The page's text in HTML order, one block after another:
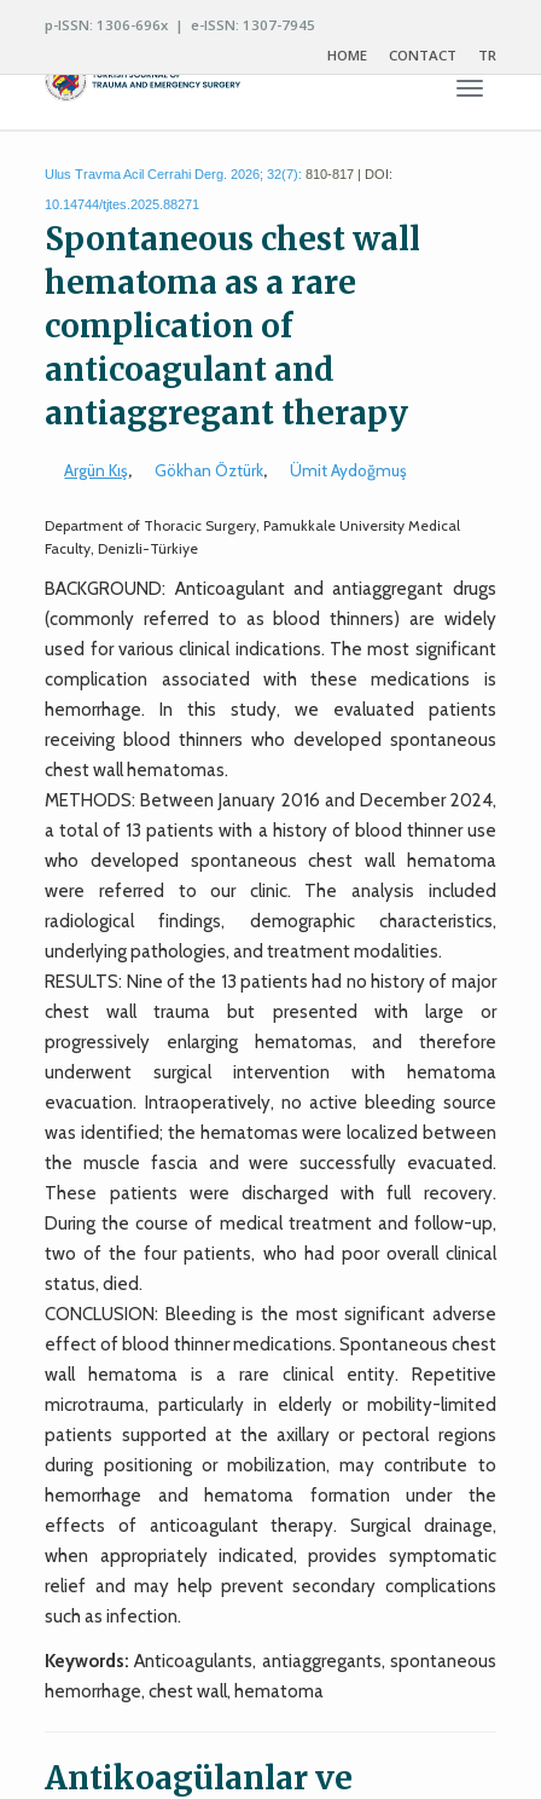
p-ISSN: 1306-696x | e-ISSN: 1307-7945
HOME
CONTACT TR
Toggle
Ulus Travma Acil Cerrahi Derg. 2026; 32(7): 810-817 | DOI:
10.14744/tjtes.2025.88271
Spontaneous chest wall
hematoma as a rare
complication of
anticoagulant and
antiaggregant therapy
Argün Kış, Gökhan Öztürk, Ümit Aydoğmuş
Department of Thoracic Surgery, Pamukkale University Medical
Faculty, Denizli-Türkiye
BACKGROUND: Anticoagulant and antiaggregant drugs
(commonly referred to as blood thinners) are widely
used for various clinical indications. The most significant
complication associated with these medications is
hemorrhage. In this study, we evaluated patients
receiving blood thinners who developed spontaneous
chest wall hematomas.
METHODS: Between January 2016 and December 2024,
a total of 13 patients with a history of blood thinner use
who developed spontaneous chest wall hematoma
were referred to our clinic. The analysis included
radiological findings, demographic characteristics,
underlying pathologies, and treatment modalities.
RESULTS: Nine of the 13 patients had no history of major
chest wall trauma but presented with large or
progressively enlarging hematomas, and therefore
underwent surgical intervention with hematoma
evacuation. Intraoperatively, no active bleeding source
was identified; the hematomas were localized between
the muscle fascia and were successfully evacuated.
These patients were discharged with full recovery.
During the course of medical treatment and follow-up,
two of the four patients, who had poor overall clinical
status, died.
CONCLUSION: Bleeding is the most significant adverse
effect of blood thinner medications. Spontaneous chest
wall hematoma is a rare clinical entity. Repetitive
microtrauma, particularly in elderly or mobility-limited
patients supported at the axillary or pectoral regions
during positioning or mobilization, may contribute to
hemorrhage and hematoma formation under the
effects of anticoagulant therapy. Surgical drainage,
when appropriately indicated, provides symptomatic
relief and may help prevent secondary complications
such as infection.
Keywords: Anticoagulants, antiaggregants, spontaneous
hemorrhage, chest wall, hematoma
Antikoagülanlar ve